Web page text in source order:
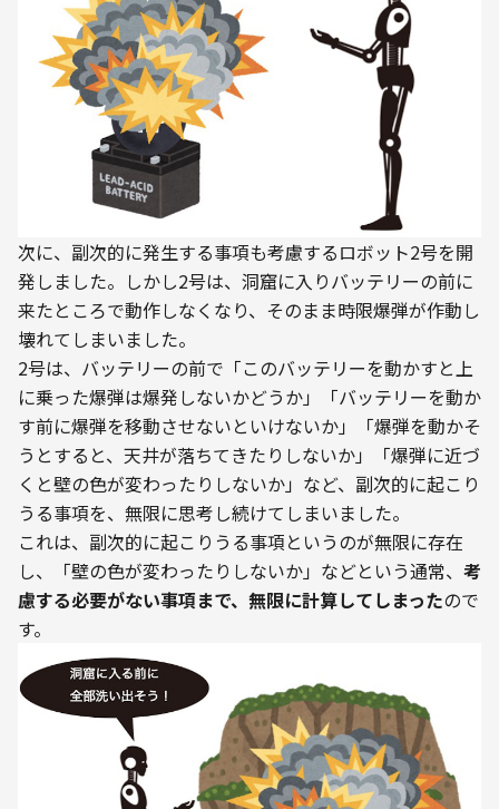
次に、副次的に発生する事項も考慮するロボット2号を開
発しました。しかし2号は、洞窟に入りバッテリーの前に
来たところで動作しなくなり、そのまま時限爆弾が作動し
壊れてしまいました。
2号は、バッテリーの前で「このバッテリーを動かすと上
に乗った爆弾は爆発しないかどうか」「バッテリーを動か
す前に爆弾を移動させないといけないか」「爆弾を動かそ
うとすると、天井が落ちてきたりしないか」「爆弾に近づ
くと壁の色が変わったりしないか」など、副次的に起こり
うる事項を、無限に思考し続けてしまいました。
これは、副次的に起こりうる事項というのが無限に存在
し、「壁の色が変わったりしないか」などという通常、 考
慮する必要がない事項まで、無限に計算してしまったので